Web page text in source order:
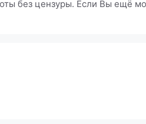
без цензуры. Если Вы ещё